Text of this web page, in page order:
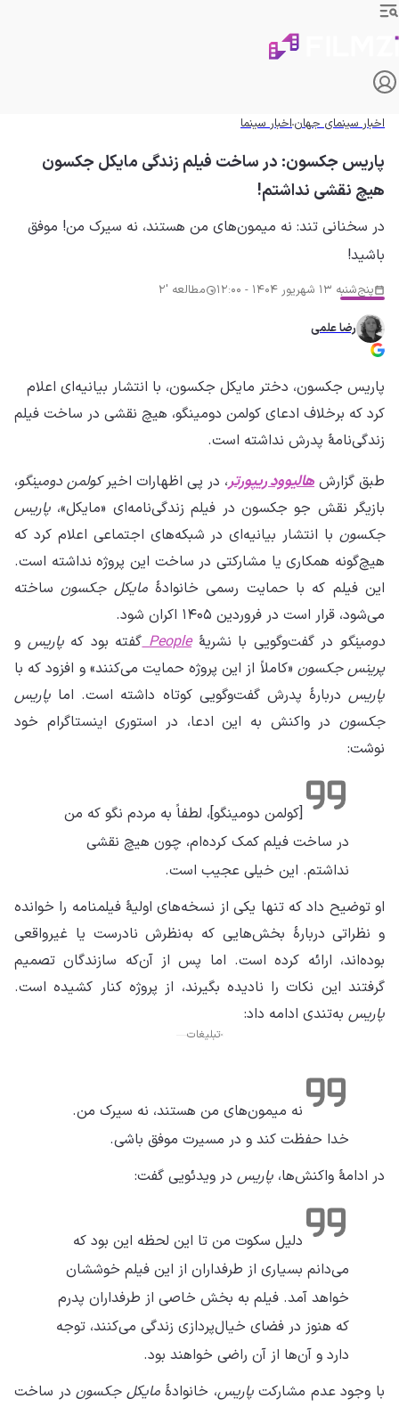
اخبار سینمای جهاناخبار سینما
پاریس جکسون: در ساخت فیلم زندگی مایکل جکسون
هیچ نقشی نداشتم!
در سخنانی تند: نه میمون‌های من هستند، نه سیرک من! موفق
باشید!
پنج‌شنبه 13 شهریور 1404 - 12:00 مطالعه '2
رضا علمی
پاریس جکسون، دختر مایکل جکسون، با انتشار بیانیه‌ای اعلام
کرد که برخلاف ادعای کولمن دومینگو، هیچ نقشی در ساخت فیلم
زندگی‌نامهٔ پدرش نداشته است.
طبق گزارش هالیوود ریپورتر، در پی اظهارات اخیرکولمن دومینگو،
بازیگر نقش جو جکسون در فیلم زندگی‌نامه‌ای «مایکل»، پاریس
جکسون با انتشار بیانیه‌ای در شبکه‌های اجتماعی اعلام کرد که
هیچ‌گونه همکاری یا مشارکتی در ساخت این پروژه نداشته است.
این فیلم که با حمایت رسمی خانوادهٔمایکل جکسونساخته
می‌شود، قرار است در فروردین ۱۴۰۵ اکران شود.
دومینگو در گفت‌وگویی با نشریهٔPeople گفته بود کهپاریس و
پرینس جکسون «کاملاً از این پروژه حمایت می‌کنند» و افزود که با
پاریس دربارهٔ پدرش گفت‌وگویی کوتاه داشته است. اما پاریس
جکسون در واکنش به این ادعا، در استوری اینستاگرام خود
نوشت:
[کولمن دومینگو]، لطفاً به مردم نگو که من
در ساخت فیلم کمک کرده‌ام، چون هیچ نقشی
نداشتم. این خیلی عجیب است.
او توضیح داد که تنها یکی از نسخه‌های اولیهٔ فیلمنامه را خوانده
و نظراتی دربارهٔ بخش‌هایی که به‌نظرش نادرست یا غیرواقعی
بوده‌اند، ارائه کرده است. اما پس از آن‌که سازندگان تصمیم
گرفتند این نکات را نادیده بگیرند، از پروژه کنار کشیده است.
پاریس به‌تندی ادامه داد:
تبلیغات
نه میمون‌های من هستند، نه سیرک من.
خدا حفظت کند و در مسیرت موفق باشی.
در ادامهٔ واکنش‌ها، پاریس در ویدئویی گفت:
دلیل سکوت من تا این لحظه این بود که
می‌دانم بسیاری از طرفداران از این فیلم خوششان
خواهد آمد. فیلم به بخش خاصی از طرفداران پدرم
که هنوز در فضای خیال‌پردازی زندگی می‌کنند، توجه
دارد و آن‌ها از آن راضی خواهند بود.
با وجود عدم مشارکتپاریس، خانوادهٔمایکل جکسوندر ساخت